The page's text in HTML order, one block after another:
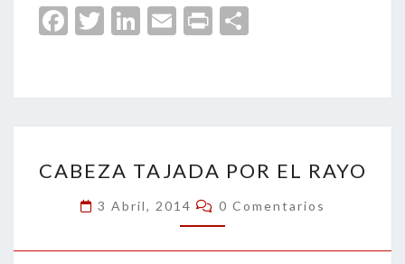
Fa
o
o
k
T
er
Li
dI
n
E
l
Pr
p
ar
tir
TAJADA
POR
EL
RAYO
CABEZA TAJADA POR EL RAYO
3 Abril, 2014 Comentarios
0 Comentarios